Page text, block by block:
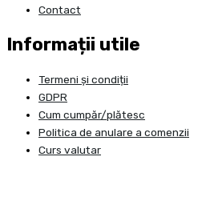
Contact
Informații utile
Termeni și condiții
GDPR
Cum cumpăr/plătesc
Politica de anulare a comenzii
Curs valutar